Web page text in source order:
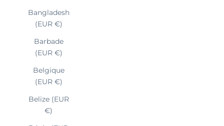
Bangladesh
(EUR €)
Barbade
(EUR €)
Belgique
(EUR €)
Belize (EUR
€)